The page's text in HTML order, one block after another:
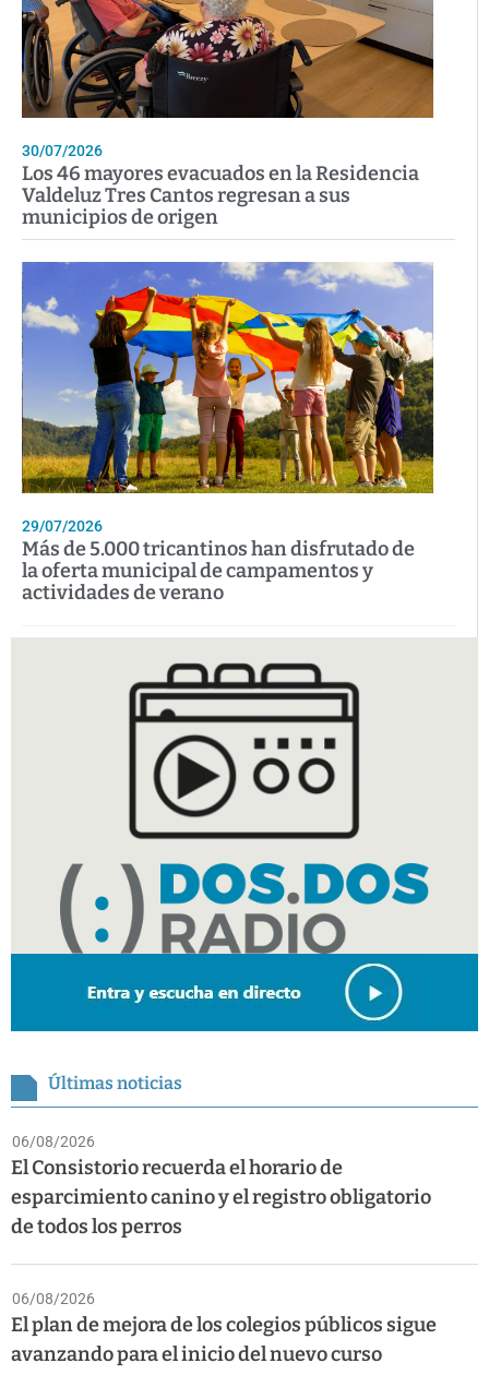
30/07/2026
Los 46 mayores evacuados en la Residencia
Valdeluz Tres Cantos regresan a sus
municipios de origen
29/07/2026
Más de 5.000 tricantinos han disfrutado de
la oferta municipal de campamentos y
actividades de verano
Últimas noticias
06/08/2026
El Consistorio recuerda el horario de
esparcimiento canino y el registro obligatorio
de todos los perros
06/08/2026
El plan de mejora de los colegios públicos sigue
avanzando para el inicio del nuevo curso